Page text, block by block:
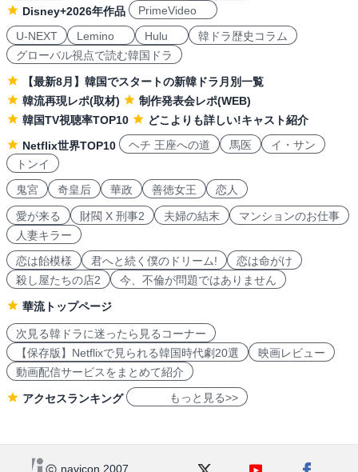
Disney+2026年作品
PrimeVideo
U-NEXT
Lemino Hulu
韓ドラ歴史コラム
グローバル視点で読む韓国ドラ
【最新8月】韓国でスタートの新韓ドラ月別一覧
韓流再現レポ(取材)
制作発表会レポ(WEB)
韓国TV視聴率TOP10
どこよりも詳しい!キャスト紹介
Netflix世界TOP10
ヘチ 王座への道 馬医
イ・サン
トンイ
鬼宮
奇皇后 華政 善徳女王 恋人
愛が来る 財閥 X 刑事2 夫婦の結末
マンションのお仕事
人妻キラー
恋は飴模様
君へと続く僕のドリーム!
恋は命がけ
殺し屋たちの店2
今、不倫が問題ではありません
華流トップページ
次見る韓ドラに迷ったら見るコーナー
【保存版】Netflixで見られる韓国時代劇20選
映画レビュー
動画配信サービスをまとめて紹介
アクセスランキング もっと見る>>
navicon 2007